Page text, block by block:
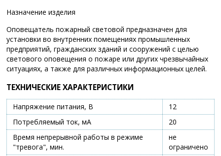
Назначение изделия
Оповещатель пожарный световой предназначен для
установки во внутренних помещениях промышленных
предприятий, гражданских зданий и сооружений с целью
светового оповещения о пожаре или других чрезвычайных
ситуациях, а также для различных информационных целей.
ТЕХНИЧЕСКИЕ ХАРАКТЕРИСТИКИ
Напряжение питания, В
12
Потребляемый ток, мА
20
Время непрерывной работы в режиме
"тревога", мин.
не
ограничено